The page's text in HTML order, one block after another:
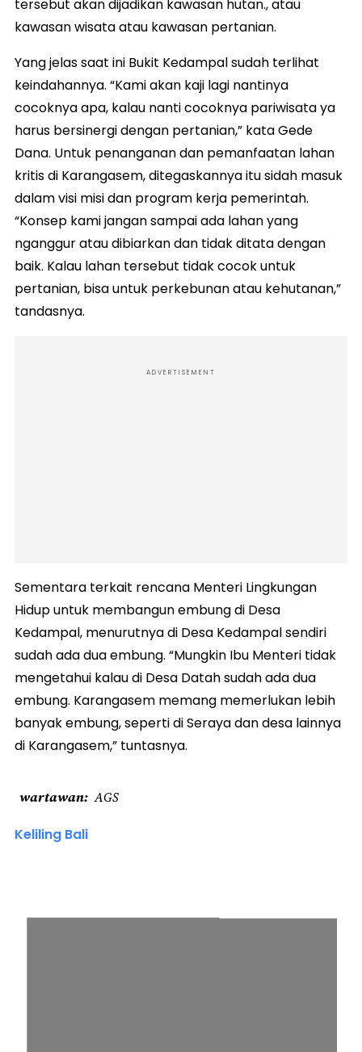
tersebut akan dijadikan kawasan hutan., atau
kawasan wisata atau kawasan pertanian.
Yang jelas saat ini Bukit Kedampal sudah terlihat
keindahannya. “Kami akan kaji lagi nantinya
cocoknya apa, kalau nanti cocoknya pariwisata ya
harus bersinergi dengan pertanian,” kata Gede
Dana. Untuk penanganan dan pemanfaatan lahan
kritis di Karangasem, ditegaskannya itu sidah masuk
dalam visi misi dan program kerja pemerintah.
“Konsep kami jangan sampai ada lahan yang
nganggur atau dibiarkan dan tidak ditata dengan
baik. Kalau lahan tersebut tidak cocok untuk
pertanian, bisa untuk perkebunan atau kehutanan,”
tandasnya.
ADVERTISEMENT
Sementara terkait rencana Menteri Lingkungan
Hidup untuk membangun embung di Desa
Kedampal, menurutnya di Desa Kedampal sendiri
sudah ada dua embung. “Mungkin Ibu Menteri tidak
mengetahui kalau di Desa Datah sudah ada dua
embung. Karangasem memang memerlukan lebih
banyak embung, seperti di Seraya dan desa lainnya
di Karangasem,” tuntasnya.
wartawan AGS
Keliling Bali